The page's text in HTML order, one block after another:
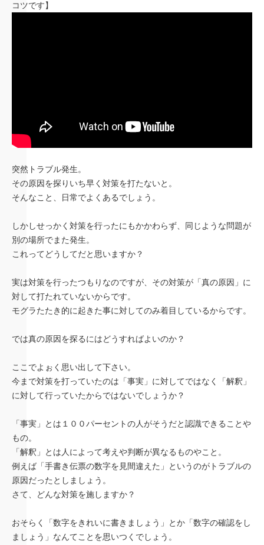
コツです】
突然トラブル発生。
その原因を探りいち早く対策を打たないと。
そんなこと、日常でよくあるでしょう。
しかしせっかく対策を行ったにもかかわらず、同じような問題が
別の場所でまた発生。
これってどうしてだと思いますか？
実は対策を行ったつもりなのですが、その対策が「真の原因」に
対して打たれていないからです。
モグラたたき的に起きた事に対してのみ着目しているからです。
では真の原因を探るにはどうすればよいのか？
ここでよぉく思い出して下さい。
今まで対策を打っていたのは「事実」に対してではなく「解釈」
に対して行っていたからではないでしょうか？
「事実」とは１００パーセントの人がそうだと認識できることや
もの。
「解釈」とは人によって考えや判断が異なるものやこと。
例えば「手書き伝票の数字を見間違えた」というのがトラブルの
原因だったとしましょう。
さて、どんな対策を施しますか？
おそらく「数字をきれいに書きましょう」とか「数字の確認をし
ましょう」なんてことを思いつくでしょう。